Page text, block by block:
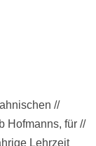
//
Hofmanns, für //
Lehrzeit